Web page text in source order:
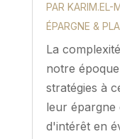
PAR KARIM.EL-
ÉPARGNE &
La
notre
stratégies à
leur épargne
d'intérêt en